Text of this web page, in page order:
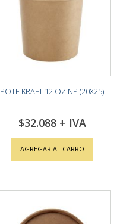
POTE KRAFT 12 OZ NP (20X25)
$32.088
AGREGAR AL CARRO